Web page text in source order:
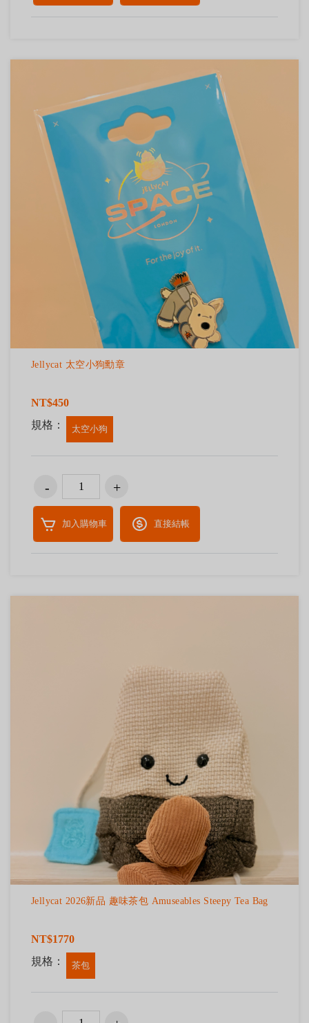
Jellycat 太空小狗勳章
NT$450
規格：
太空小狗
加入購物車 直接結帳
Jellycat 2026新品 趣味茶包 Amuseables Steepy Tea Bag
NT$1770
規格：
茶包